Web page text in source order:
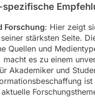
spezifische
Forschung: Hier zeigt
stärksten Seite.
Quellen und
macht es zu einem
Akademiker und
ist